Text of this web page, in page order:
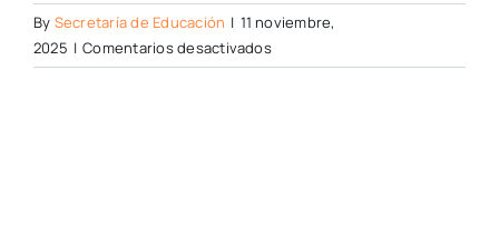
By Secretaría de Educación | 11 noviembre,
2025 | Comentarios desactivadosen